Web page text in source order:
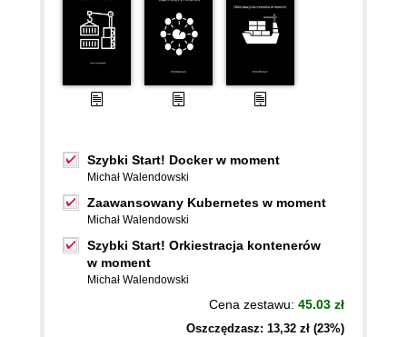
Szybki Start! Docker w moment
Michał Walendowski
Zaawansowany Kubernetes w moment
Michał Walendowski
Szybki Start! Orkiestracja kontenerów
w moment
Michał Walendowski
Cena zestawu: 45.03 zł
Oszczędzasz: 13,32 zł (23%)